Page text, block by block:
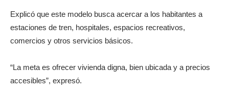
Explicó que este modelo busca acercar a los habitantes a
estaciones de tren, hospitales, espacios recreativos,
comercios y otros servicios básicos.
“La meta es ofrecer vivienda digna, bien ubicada y a precios
accesibles”, expresó.